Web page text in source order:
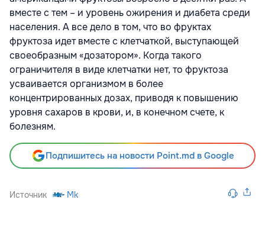
вместе с тем – и уровень ожирения и диабета среди
населения. А все дело в том, что во фруктах
фруктоза идет вместе с клетчаткой, выступающей
своеобразным «дозатором». Когда такого
ограничителя в виде клетчатки нет, то фруктоза
усваивается организмом в более
концентрированных дозах, приводя к повышению
уровня сахаров в крови, и, в конечном счете, к
болезням.
Подпишитесь на новости Point.md в Google
Источник Mk